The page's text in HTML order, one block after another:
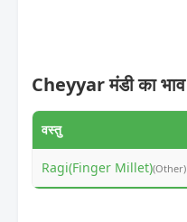
Cheyyar मंडी का भाव
वस्तु
Ragi(Finger Millet)(Other)